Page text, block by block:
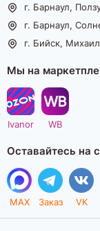
г. Барнаул,
г. Барнаул,
г. Бийск,
Мы на
Ivanor WB
Оставайтесь на
MAX Заказ VK